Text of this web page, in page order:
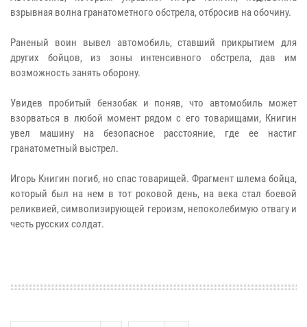
взрывная волна гранатометного обстрела, отбросив на обочину.
Раненый воин вывел автомобиль, ставший прикрытием для
других бойцов, из зоны интенсивного обстрела, дав им
возможность занять оборону.
Увидев пробитый бензобак и поняв, что автомобиль может
взорваться в любой момент рядом с его товарищами, Книгин
увел машину на безопасное расстояние, где ее настиг
гранатометный выстрел.
Игорь Книгин погиб, но спас товарищей. Фрагмент шлема бойца,
который был на нем в тот роковой день, на века стал боевой
реликвией, символизирующей героизм, непоколебимую отвагу и
честь русских солдат.